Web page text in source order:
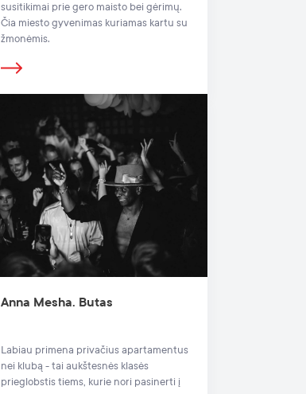
susitikimai prie gero maisto bei gėrimų.
Čia miesto gyvenimas kuriamas kartu su
žmonėmis.
Anna Mesha. Butas
Labiau primena privačius apartamentus
nei klubą - tai aukštesnės klasės
prieglobstis tiems, kurie nori pasinerti į